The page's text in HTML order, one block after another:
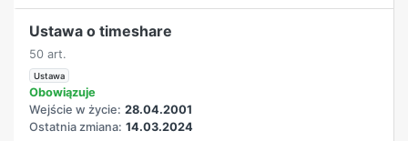
Ustawa o timeshare
50 art.
Ustawa
Obowiązuje
Wejście w życie: 28.04.2001
Ostatnia zmiana: 14.03.2024